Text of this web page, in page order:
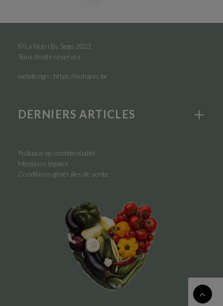
© La Nutri By Sego 2021
Tous droits réservés
webdesign : https://nohanis.be
DERNIERS ARTICLES
Politique de confidentialité
Mentions légales
Conditions générales de vente